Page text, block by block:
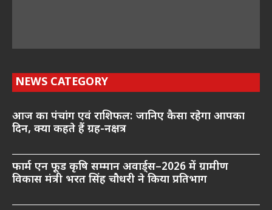
NEWS CATEGORY
आज का पंचांग एवं राशिफल: जानिए कैसा रहेगा आपका
दिन, क्या कहते हैं ग्रह-नक्षत्र
फार्म एन फूड कृषि सम्मान अवार्ड्स–2026 में ग्रामीण
विकास मंत्री भरत सिंह चौधरी ने किया प्रतिभाग